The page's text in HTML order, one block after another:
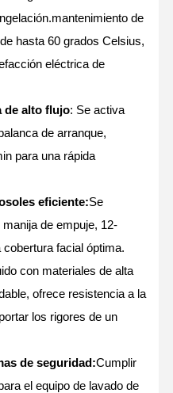
de
hasta 60 grados Celsius,
eléctrica de
de alto flujo: Se activa
de arranque,
para una rápida
eficiente:Se
de empuje, 12-
facial óptima.
con materiales de alta
ofrece resistencia a la
los rigores de un
de seguridad:Cumplir
el equipo de lavado de